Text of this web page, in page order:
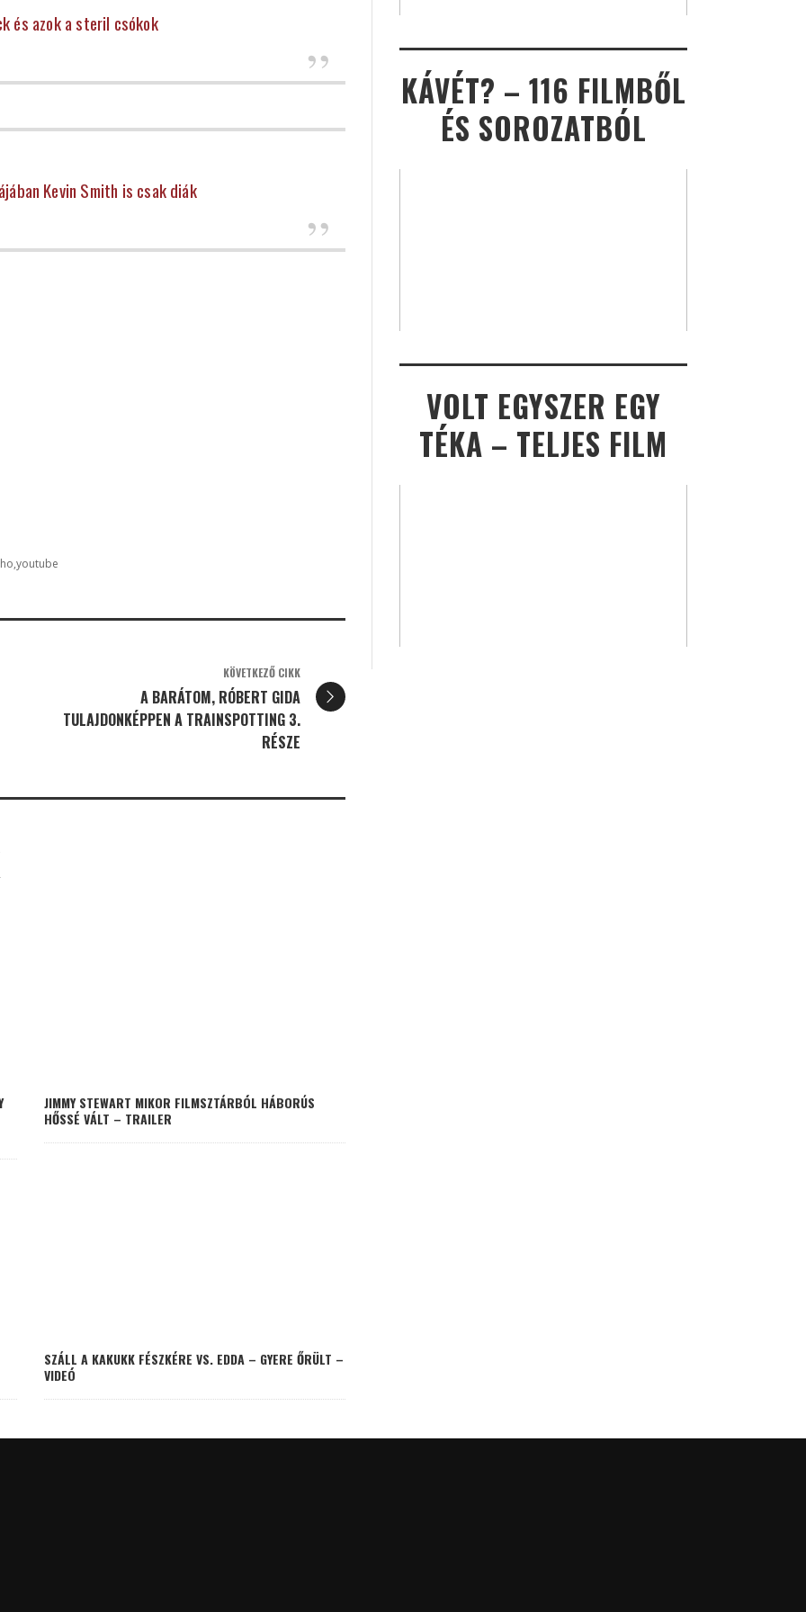
és azok a steril csókok
Kevin Smith is csak diák
youtube
KÖVETKEZŐ CIKK
A BARÁTOM, RÓBERT GIDA
TULAJDONKÉPPEN A TRAINSPOTTING 3.
RÉSZE
JIMMY STEWART MIKOR FILMSZTÁRBÓL HÁBORÚS
HŐSSÉ VÁLT – TRAILER
SZÁLL A KAKUKK FÉSZKÉRE VS. EDDA – GYERE ŐRÜLT –
VIDEÓ
KÁVÉT? – 116 FILMBŐL
ÉS SOROZATBÓL
VOLT EGYSZER EGY
TÉKA – TELJES FILM